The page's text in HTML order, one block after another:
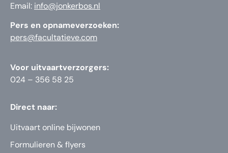
Email: info@jonkerbos.nl
Pers en opnameverzoeken:
pers@facultatieve.com
Voor uitvaartverzorgers:
024 – 356 58 25
Direct naar:
Uitvaart online bijwonen
Formulieren & flyers